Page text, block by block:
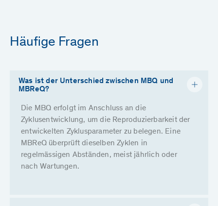
Häufige Fragen
Was ist der Unterschied zwischen MBQ und
MBReQ?
Die MBQ erfolgt im Anschluss an die
Zyklusentwicklung, um die Reproduzierbarkeit der
entwickelten Zyklusparameter zu belegen. Eine
MBReQ überprüft dieselben Zyklen in
regelmässigen Abständen, meist jährlich oder
nach Wartungen.